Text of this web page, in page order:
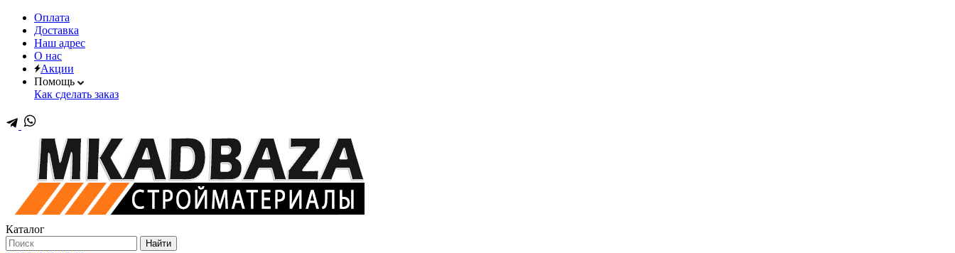
Оплата
Доставка
Наш адрес
О нас
Акции
Помощь
Как сделать заказ
Каталог
Найти